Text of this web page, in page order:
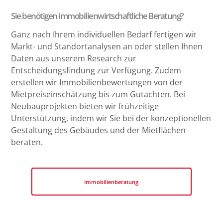
Sie benötigen immobilienwirtschaftliche Beratung?
Ganz nach Ihrem individuellen Bedarf fertigen wir
Markt- und Standortanalysen an oder stellen Ihnen
Daten aus unserem Research zur
Entscheidungsfindung zur Verfügung. Zudem
erstellen wir Immobilienbewertungen von der
Mietpreiseinschätzung bis zum Gutachten. Bei
Neubauprojekten bieten wir frühzeitige
Unterstützung, indem wir Sie bei der konzeptionellen
Gestaltung des Gebäudes und der Mietflächen
beraten.
Immobilienberatung